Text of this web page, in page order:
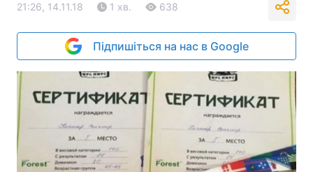
21:26, 14.11.18 1 хв. 638
Підпишіться на нас в Google